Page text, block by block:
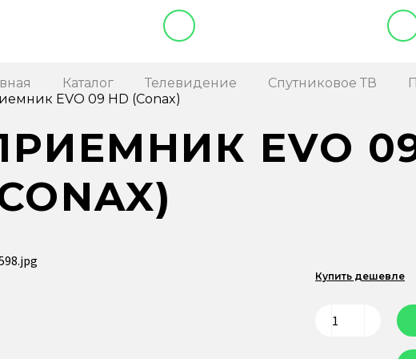
Каталог Телевидение Спутниковое ТВ
EVO 09 HD (Conax)
EVO
Купить дешевле